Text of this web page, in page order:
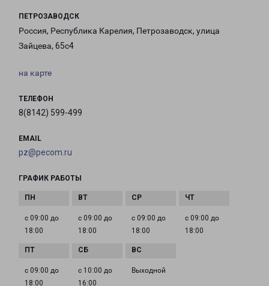
ПЕТРОЗАВОДСК
Россия, Республика Карелия, Петрозаводск, улица
Зайцева, 65с4
на карте
ТЕЛЕФОН
8(8142) 599-499
EMAIL
pz@pecom.ru
ГРАФИК РАБОТЫ
с 09:00 до
18:00
с 09:00 до
18:00
с 09:00 до
18:00
с 09:00 до
18:00
с 09:00 до
18:00
с 10:00 до
16:00
Выходной